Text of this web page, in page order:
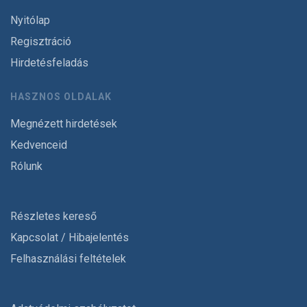
Nyitólap
Regisztráció
Hirdetésfeladás
HASZNOS OLDALAK
Megnézett hirdetések
Kedvenceid
Rólunk
Részletes kereső
Kapcsolat / Hibajelentés
Felhasználási feltételek